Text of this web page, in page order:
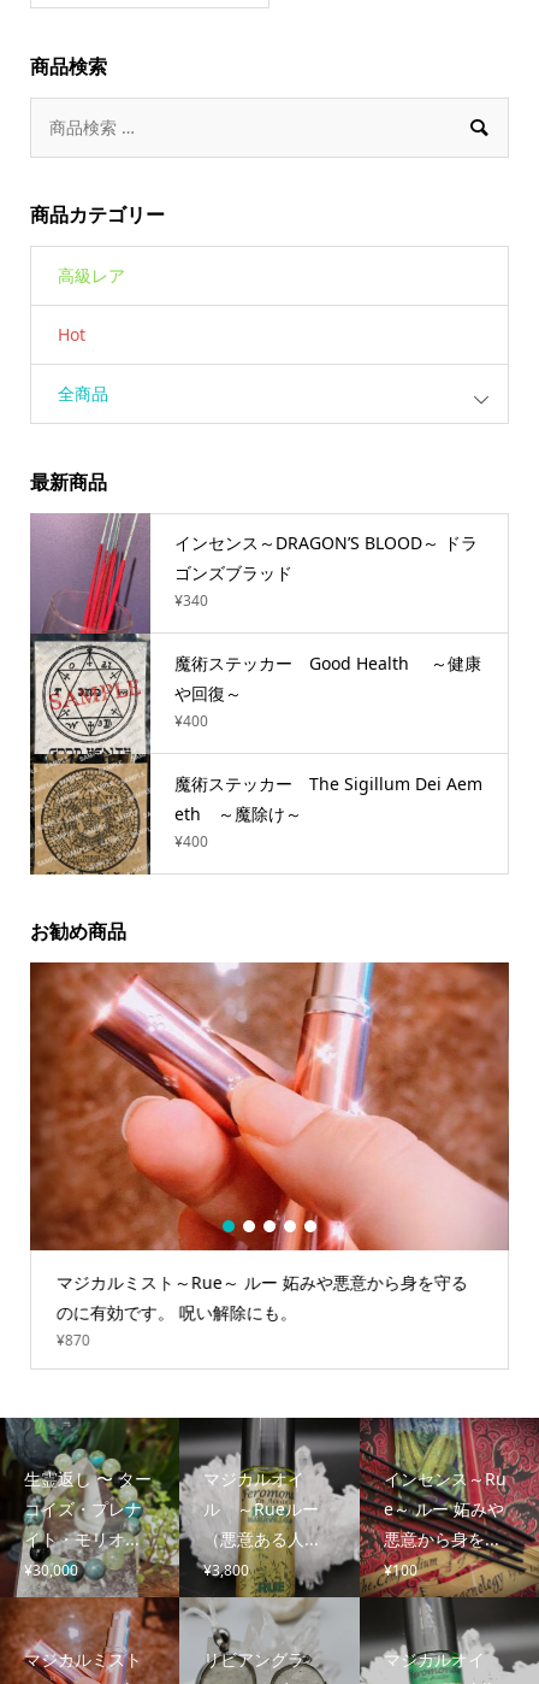
商品検索

商品カテゴリー
高級レア
Hot
全商品
最新商品
インセンス～DRAGON’S BLOOD～ ドラ
ゴンズブラッド
¥340
魔術ステッカー Good Health ～健康
や回復～
¥400
魔術ステッカー The Sigillum Dei Aem
eth ～魔除け～
¥400
お勧め商品
マジカルミスト～Rue～ ルー 妬みや悪意から身を守る
のに有効です。 呪い解除にも。
¥870
1 2 3 4 5
生霊返し 〜 ター
コイズ・プレナ
イト・モリオ...
¥30,000
マジカルオイ
ル ～Rueルー
（悪意ある人...
¥3,800
インセンス～Ru
e～ ルー 妬みや
悪意から身を...
¥100
マジカルミスト
リビアングラ
マジカルオイ